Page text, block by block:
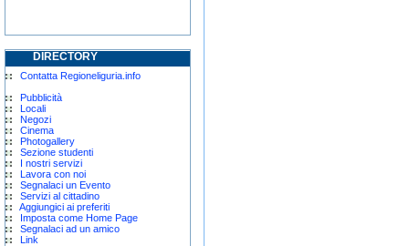
DIRECTORY
Contatta Regioneliguria.info
Pubblicità
Locali
Negozi
Cinema
Photogallery
Sezione studenti
I nostri servizi
Lavora con noi
Segnalaci un Evento
Servizi al cittadino
Aggiungici ai preferiti
Imposta come Home Page
Segnalaci ad un amico
Link